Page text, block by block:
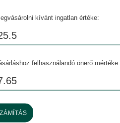
kívánt ingatlan értéke:
felhasználandó önerő mértéke: